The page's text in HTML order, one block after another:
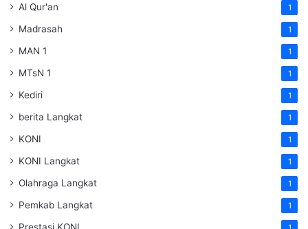
Al Qur'an 1
Madrasah 1
MAN 1 1
MTsN 1 1
Kediri 1
berita Langkat 1
KONI 1
KONI Langkat 1
Olahraga Langkat 1
Pemkab Langkat 1